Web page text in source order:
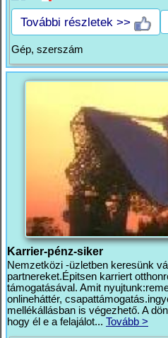
További részletek >>
Gép, szerszám
Karrier-pénz-siker
Nemzetközi -üzletben keresünk
partnereket.Épitsen karriert
támogatásával. Amit
onlineháttér,
mellékállásban is végezhető. A
hogy él e a felajálot... Tovább >